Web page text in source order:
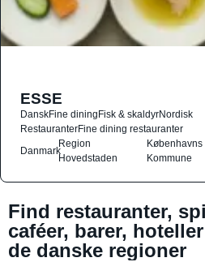
ESSE
DanskFine diningFisk & skaldyrNordisk
RestauranterFine dining restauranter
Danmark
Region
Hovedstaden
Københavns
Kommune
Find restauranter,
caféer, barer,
de danske regioner